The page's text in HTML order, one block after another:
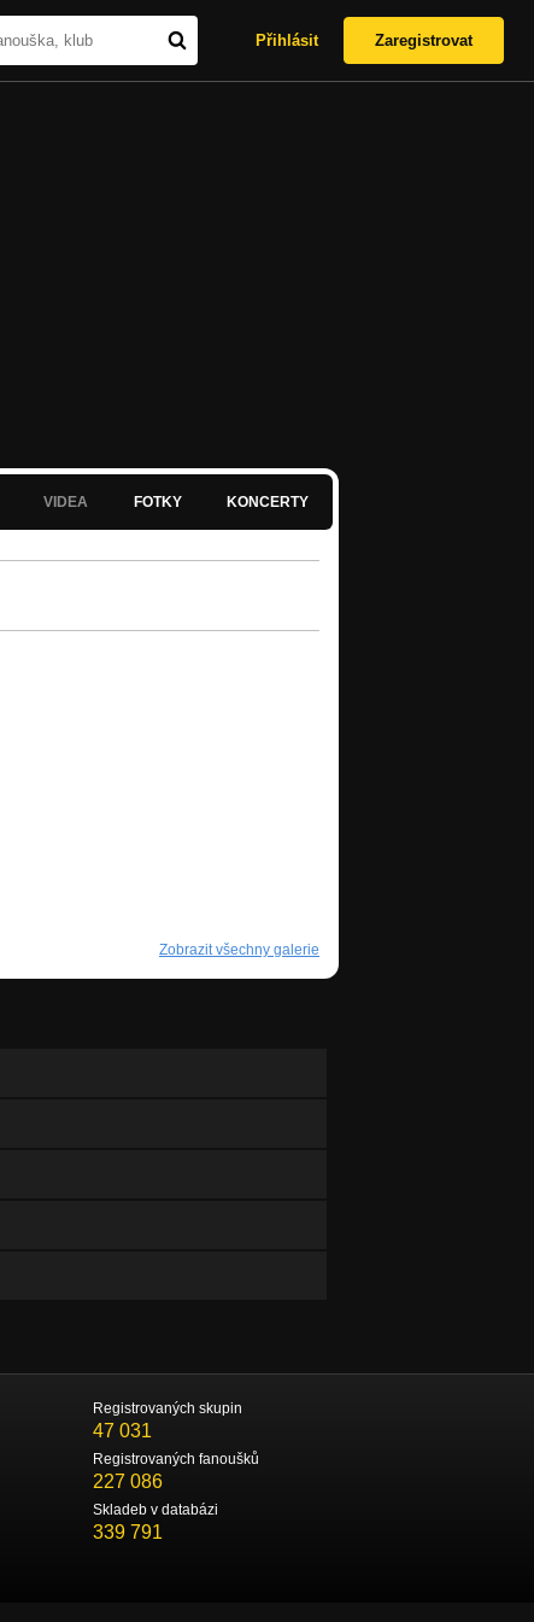
Přihlásit Zaregistrovat
VIDEA FOTKY KONCERTY
Zobrazit všechny galerie
Registrovaných skupin
47 031
Registrovaných fanoušků
227 086
Skladeb v databázi
339 791